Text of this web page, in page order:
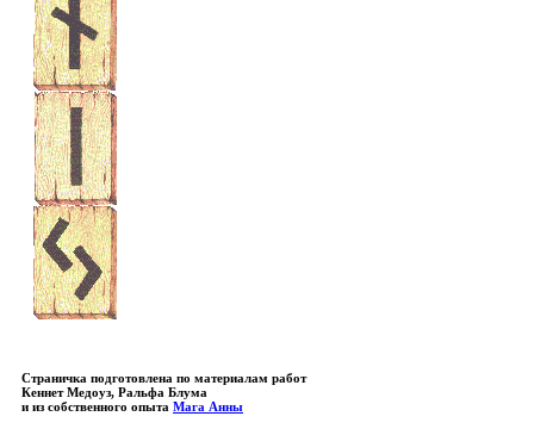
Страничка подготовлена по материалам работ
Кеннет Медоуз, Ральфа Блума
и из собственного опыта Мага Анны